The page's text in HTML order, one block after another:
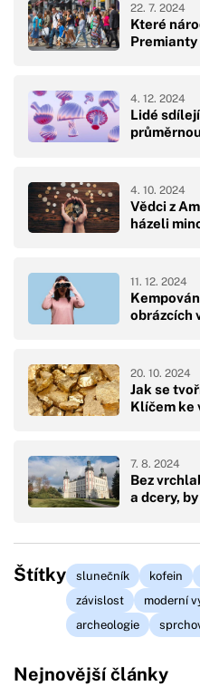
Které
22. 7. 2024
Lidé
4. 12. 2024
Vědci z
házeli
4. 10. 2024
obrázcích
11. 12. 2024
Jak se
Klíčem ke
20. 10. 2024
Bez
a dcery,
7. 8. 2024
Štítky slunečník kofein
závislost
moderní
archeologie
Nejnovější články